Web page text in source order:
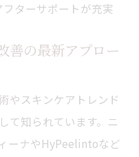
ターサポートが充実
善の最新アプロー
やスキンケアトレンド
て知られています。ニ
ーナやHyPeelintoなど